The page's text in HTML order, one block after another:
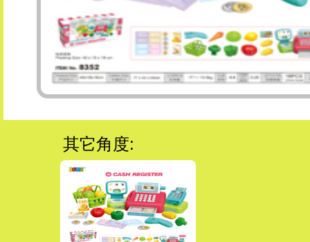
其它角度: